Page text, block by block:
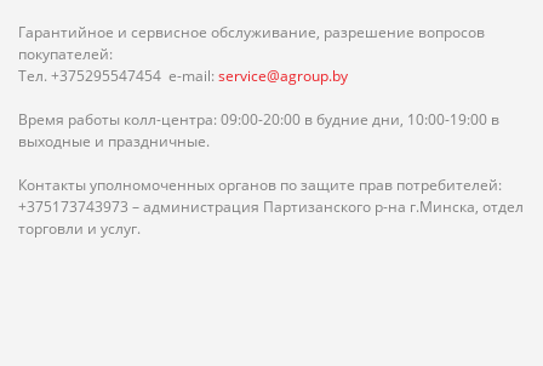
Гарантийное и сервисное обслуживание, разрешение вопросов
покупателей:
Тел. +375295547454 e-mail: service@agroup.by
Время работы колл-центра: 09:00-20:00 в будние дни, 10:00-19:00 в
выходные и праздничные.
Контакты уполномоченных органов по защите прав потребителей:
+375173743973 – администрация Партизанского р-на г.Минска, отдел
торговли и услуг.